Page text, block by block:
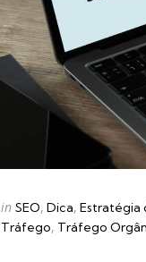
Categories
Posted
in
in SEO Dica Estratégia
Tráfego Tráfego